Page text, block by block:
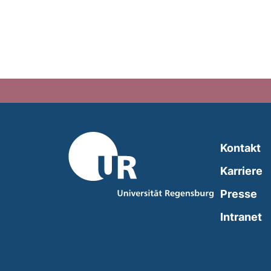
Kontakt
Karriere
Presse
Intranet